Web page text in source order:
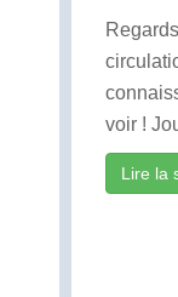
voir !
Lire la